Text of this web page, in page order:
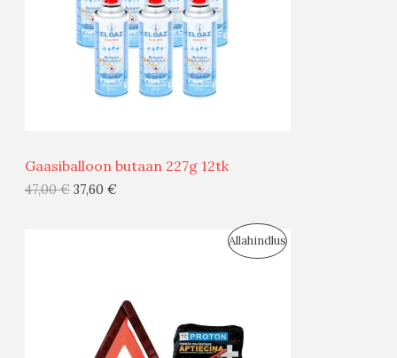
S
Gaasiballoon butaan 227g 12tk
47,00€ 37,60 €
AllahindlusS